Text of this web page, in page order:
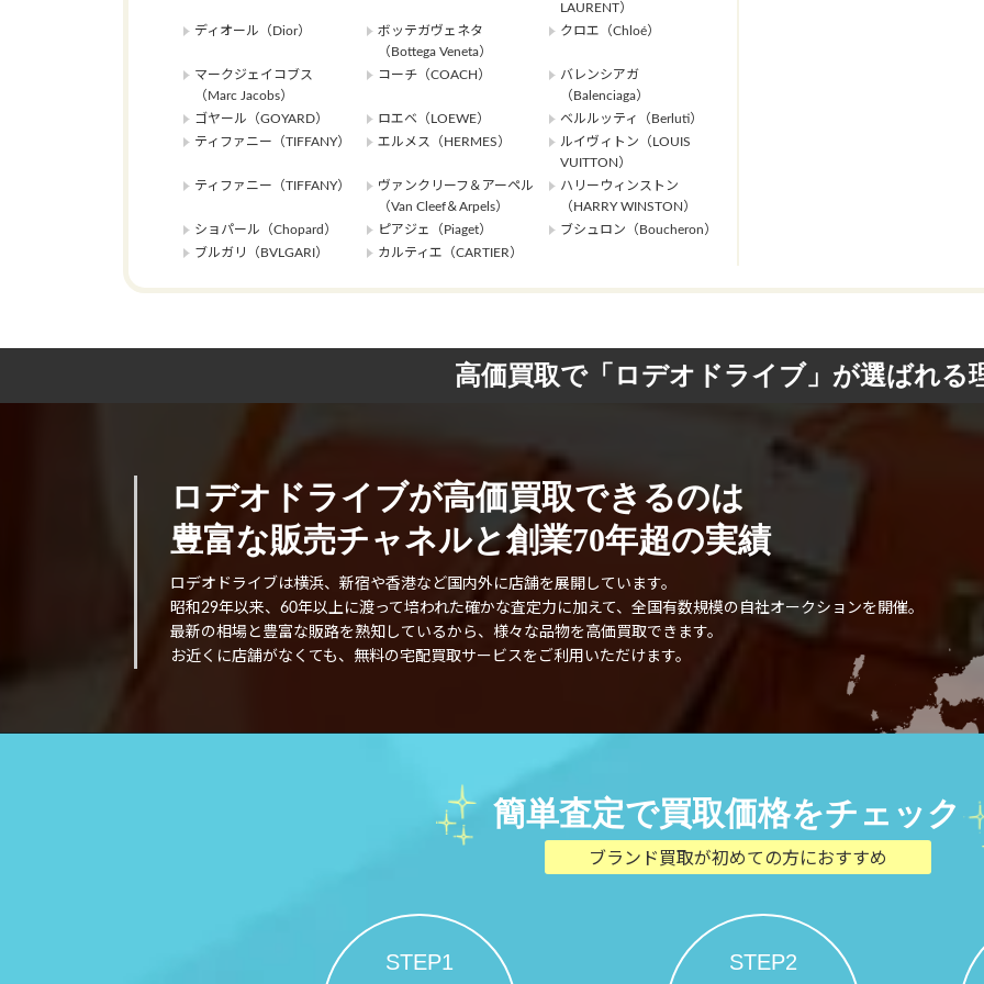
LAURENT）
ディオール（Dior）
ボッテガヴェネタ
（Bottega Veneta）
クロエ（Chloé）
マークジェイコブス
（Marc Jacobs）
コーチ（COACH）
バレンシアガ
（Balenciaga）
ゴヤール（GOYARD）
ロエベ（LOEWE）
ベルルッティ（Berluti）
ティファニー（TIFFANY）
エルメス（HERMES）
ルイヴィトン（LOUIS
VUITTON）
ティファニー（TIFFANY）
ヴァンクリーフ＆アーペル
（Van Cleef＆Arpels）
ハリーウィンストン
（HARRY WINSTON）
ショパール（Chopard）
ピアジェ（Piaget）
ブシュロン（Boucheron）
ブルガリ（BVLGARI）
カルティエ（CARTIER）
高価買取で「ロデオドライブ」が選ばれる
ロデオドライブが高価買取できるのは
豊富な販売チャネルと創業70年超の実績
ロデオドライブは横浜、新宿や香港など国内外に店舗を展開しています。
昭和29年以来、60年以上に渡って培われた確かな査定力に加えて、全国有数規模の自社オークションを開催。
最新の相場と豊富な販路を熟知しているから、様々な品物を高価買取できます。
お近くに店舗がなくても、無料の宅配買取サービスをご利用いただけます。
簡単査定で買取価格をチェック
ブランド買取が初めての方におすすめ
STEP1 STEP2